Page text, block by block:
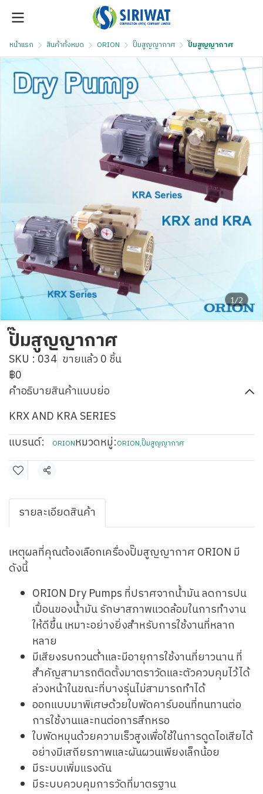
หน้าแรก สินค้าทั้งหมด ORION ปั๊มสูญญากาศ ปั๊มสูญญากาศ
1/2
ปั๊มสูญญากาศ
SKU : 034 ขายแล้ว 0 ชิ้น
฿0
คำอธิบายสินค้าแบบย่อ
KRX AND KRA SERIES
แบรนด์:
ORIONหมวดหมู่:ORION,ปั๊มสูญญากาศ
แชร์
รายละเอียดสินค้า
เหตุผลที่คุณต้องเลือกเครื่องปั๊มสูญญากาศ ORION มี
ดังนี้
ORION Dry Pumps ที่ปราศจากน้ำมัน ลดการปน
เปื้อนของน้ำมัน รักษาสภาพแวดล้อมในการทำงาน
ให้ดีขึ้น เหมาะอย่างยิ่งสำหรับการใช้งานที่หลาก
หลาย
มีเสียงรบกวนต่ำและมีอายุการใช้งานที่ยาวนาน ที่
สำคัญสามารถติดตั้งมาตราวัดและตัวควบคุมไว้ได้
ล่วงหน้าในขณะที่บางรุ่นไม่สามารถทำได้
ออกแบบมาพิเศษด้วยใบพัดคาร์บอนที่ทนทานต่อ
การใช้งานและทนต่อการสึกหรอ
ใบพัดหมุนด้วยความเร็วสูงเพื่อใช้ในการดูดไอเสียได้
อย่างมีเสถียรภาพและผันผวนเพียงเล็กน้อย
มีระบบเพิ่มแรงดัน
มีระบบควบคุมการวัดที่มาตรฐาน